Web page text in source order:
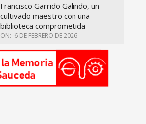
Francisco Garrido Galindo, un
cultivado maestro con una
biblioteca comprometida
ON: 6 DE FEBRERO DE 2026